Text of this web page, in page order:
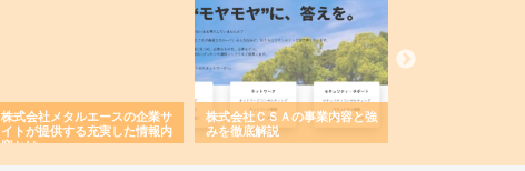
株式会社メタルエースの企業サ
イトが提供する充実した情報内
容とは
株式会社ＣＳＡの事業内容と強
みを徹底解説